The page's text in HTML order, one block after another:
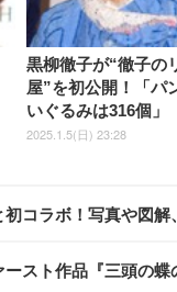
黒柳徹子が“徹子の
屋”を初公開！「パ
いぐるみは316個」
2025.1.5(日) 23:28
コラボ！写真や図
スト作品『三頭の